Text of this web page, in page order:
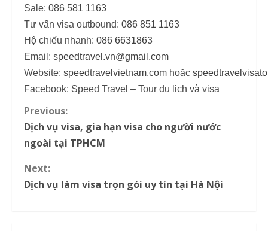
Sale: 086 581 1163
Tư vấn visa outbound: 086 851 1163
Hộ chiếu nhanh: 086 6631863
Email: speedtravel.vn@gmail.com
Website: speedtravelvietnam.com hoặc
Facebook: Speed Travel – Tour du lịch và visa
C
o
n
t
Previous:
Dịch vụ visa, gia hạn visa cho người nước
ngoài tại TPHCM
Next:
Dịch vụ làm visa trọn gói uy tín tại Hà Nội